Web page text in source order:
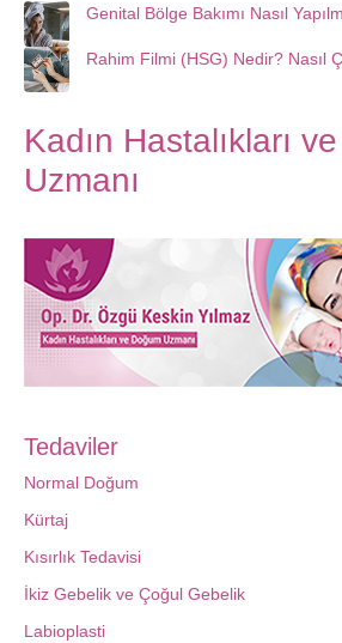
Genital Bölge Bakımı Nasıl
Rahim Filmi (HSG) Nedir? Nasıl
Kadın Hastalıkları
Uzmanı
Tedaviler
Normal Doğum
Kürtaj
Kısırlık Tedavisi
İkiz Gebelik ve Çoğul Gebelik
Labioplasti